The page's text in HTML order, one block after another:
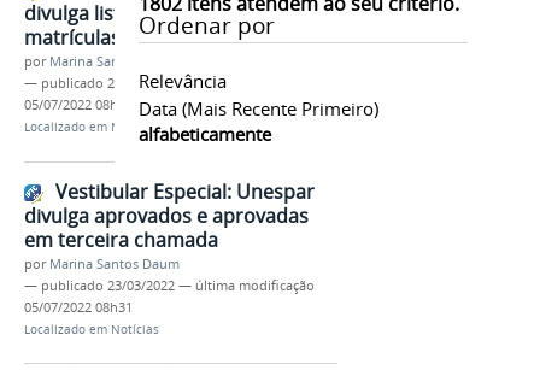
Ordenar por
Relevância
Data (mais Recente Primeiro)
alfabeticamente
divulga lista de deferimento de
matrículas da terceira chamada
por Marina Santos Daum
— publicado 29/03/2022—última modificação
05/07/2022 08h31
Localizado em Notícias
Vestibular Especial: Unespar
divulga aprovados e aprovadas
em terceira chamada
por Marina Santos Daum
— publicado 23/03/2022 — última modificação
05/07/2022 08h31
Localizado em Notícias